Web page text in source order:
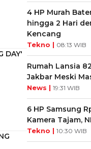
DAY'
4 HP Murah
hingga 2 Hari
Kencang
Tekno | 08:13 WIB
Rumah Lansia
Jakbar Meski
News | 19:31 WIB
6 HP Samsung
Kamera Tajam,
Tekno | 10:30 WIB